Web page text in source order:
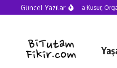
Skip to content
Güncel Yazılar
Yapay Zekâ Çağında Kusur, Organiklik